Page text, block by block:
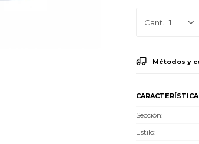
1
Métodos y
Sección
Estilo